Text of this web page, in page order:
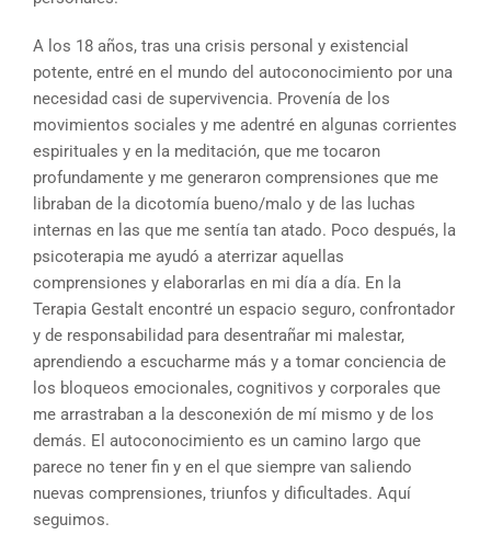
A los 18 años, tras una crisis personal y existencial
potente, entré en el mundo del autoconocimiento por una
necesidad casi de supervivencia. Provenía de los
movimientos sociales y me adentré en algunas corrientes
espirituales y en la meditación, que me tocaron
profundamente y me generaron comprensiones que me
libraban de la dicotomía bueno/malo y de las luchas
internas en las que me sentía tan atado. Poco después, la
psicoterapia me ayudó a aterrizar aquellas
comprensiones y elaborarlas en mi día a día. En la
Terapia Gestalt encontré un espacio seguro, confrontador
y de responsabilidad para desentrañar mi malestar,
aprendiendo a escucharme más y a tomar conciencia de
los bloqueos emocionales, cognitivos y corporales que
me arrastraban a la desconexión de mí mismo y de los
demás. El autoconocimiento es un camino largo que
parece no tener fin y en el que siempre van saliendo
nuevas comprensiones, triunfos y dificultades. Aquí
seguimos.